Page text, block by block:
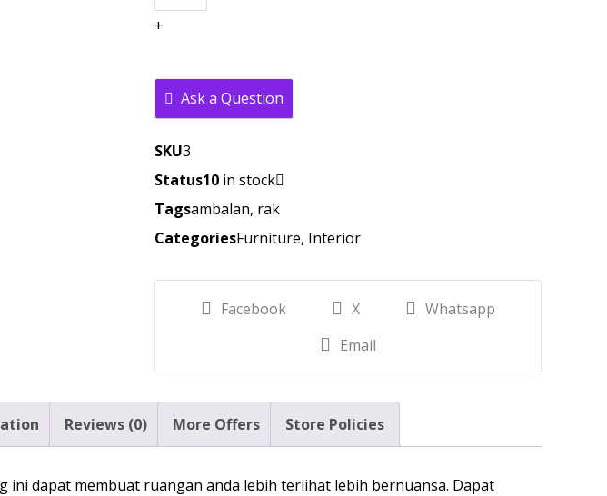
+
Ask a Question
SKU3
Status10in stock
Tagsambalan, rak
CategoriesFurniture, Interior
Facebook X
Whatsapp
Email
Reviews (0) More Offers Store Policies
ini dapat membuat ruangan anda lebih terlihat lebih bernuansa. Dapat